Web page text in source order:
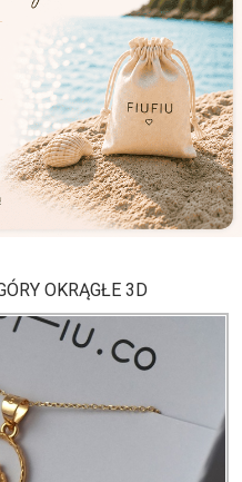
OKRĄGŁE 3D